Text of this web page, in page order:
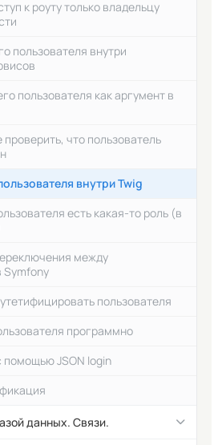
к роуту только владельцу
пользователя внутри
пользователя как аргумент в
проверить, что пользователь
внутри Twig
есть какая-то роль (в
между
Symfony
пользователя
программно
помощью JSON login
данных. Связи.